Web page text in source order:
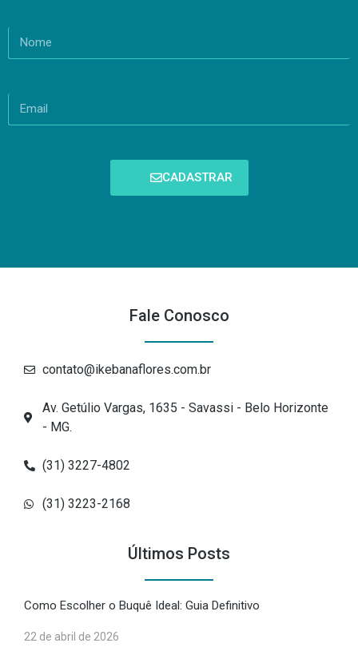
CADASTRAR
Fale Conosco
contato@ikebanaflores.com.br
Av. Getúlio Vargas, 1635 - Savassi - Belo Horizonte
- MG.
(31) 3227-4802
(31) 3223-2168
Últimos Posts
Como Escolher o Buquê Ideal: Guia Definitivo
22 de abril de 2026